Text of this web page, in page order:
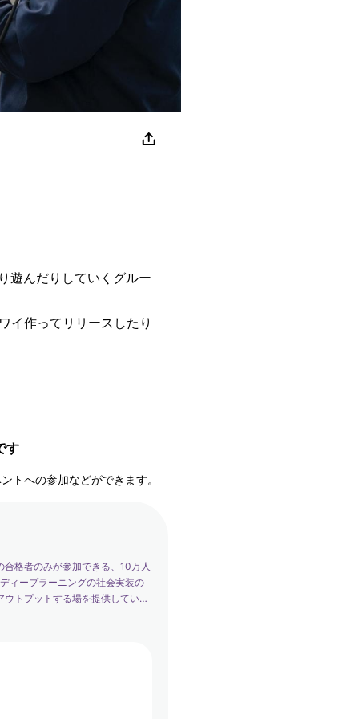
遊んだりしていくグルー
イ作ってリリースしたり
す
トへの参加などができます。
格者のみが参加できる、10万人
ィープラーニングの社会実装の
トプットする場を提供していま